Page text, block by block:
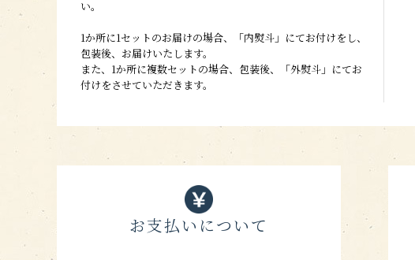
い。
1か所に1セットのお届けの場合、「内熨斗」にてお付けをし、
包装後、お届けいたします。
また、1か所に複数セットの場合、包装後、「外熨斗」にてお
付けをさせていただきます。
お支払いについて